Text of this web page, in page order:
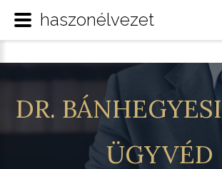
DR. BÁNHEGYESI
ÜGYVÉD
haszonélvezet